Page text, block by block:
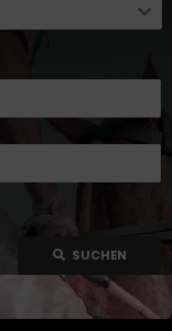
SUCHEN